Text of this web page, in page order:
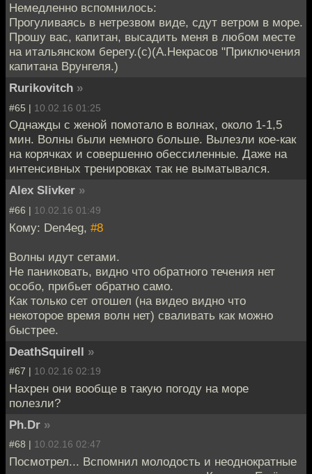
Немедленно вспомнилось:
Прогуливаясь в нетрезвом виде, сдут ветром в море.
Прошу вас, капитан, высадить меня в любом месте
на итальянском берегу.(с)(А.Некрасов "Приключения
капитана Врунгеля.)
Rurikovitch »
#65 | 10.02.16 01:25
Однажды с женой помотало в волнах, около 1-1,5
мин. Волны были немного больше. Вылезли кое-как
на корячках и совершенно обессиленные. Даже на
интенсивных тренировках так не выматывался.
Alex Slivker »
#66 | 10.02.16 01:49
Кому: Den4eg, #8
Волны идут сетами.
Не паниковать, видно что обратного течения нет
особо, прибьет обратно само.
Как только сет отошел (на видео видно что
некоторое время волн нет) сваливать как можно
быстрее.
DeathSquirell »
#67 | 10.02.16 02:19
Нахрен они вообще в такую погоду на море
полезли?
Ph.Dr »
#68 | 10.02.16 02:47
Посмотрел... Вспомнил молодость и неоднократные